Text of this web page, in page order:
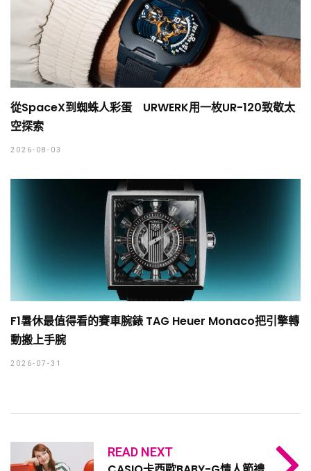
從SpaceX到蜘蛛人彩蛋 URWERK用一枚UR-120致敬太
空探索
2026-08-03
F1暑休最值得看的賽車腕錶 TAG Heuer Monaco把引擎轉
動搬上手腕
2026-07-31
READ NEXT